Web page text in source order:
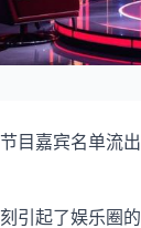
目嘉宾名单流
引起了娱乐圈